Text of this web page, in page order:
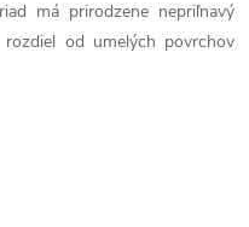
má prirodzene nepriľnavý
od umelých povrchov